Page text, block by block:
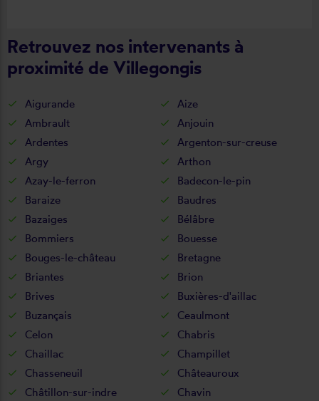
Retrouvez nos intervenants à
proximité de Villegongis
Aigurande
Aize
Ambrault
Anjouin
Ardentes
Argenton-sur-creuse
Argy
Arthon
Azay-le-ferron
Badecon-le-pin
Baraize
Baudres
Bazaiges
Bélâbre
Bommiers
Bouesse
Bouges-le-château
Bretagne
Briantes
Brion
Brives
Buxières-d'aillac
Buzançais
Ceaulmont
Celon
Chabris
Chaillac
Champillet
Chasseneuil
Châteauroux
Châtillon-sur-indre
Chavin